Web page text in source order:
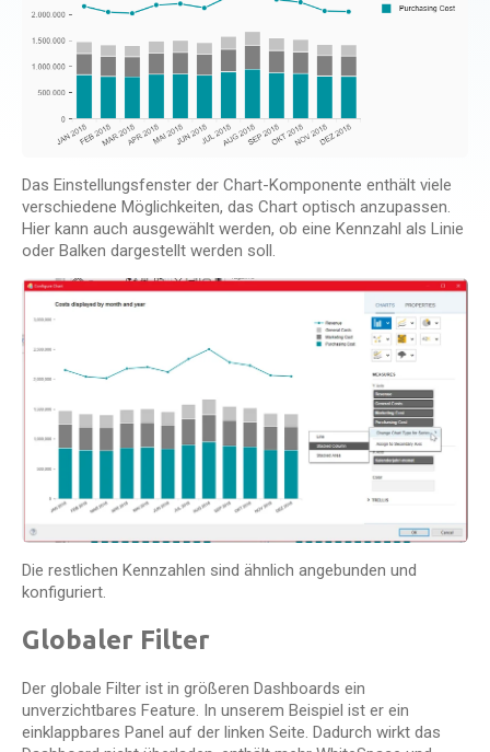
Das Einstellungsfenster der Chart-Komponente enthält viele
verschiedene Möglichkeiten, das Chart optisch anzupassen.
Hier kann auch ausgewählt werden, ob eine Kennzahl als Linie
oder Balken dargestellt werden soll.
Die restlichen Kennzahlen sind ähnlich angebunden und
konfiguriert.
Globaler Filter
Der globale Filter ist in größeren Dashboards ein
unverzichtbares Feature. In unserem Beispiel ist er ein
einklappbares Panel auf der linken Seite. Dadurch wirkt das